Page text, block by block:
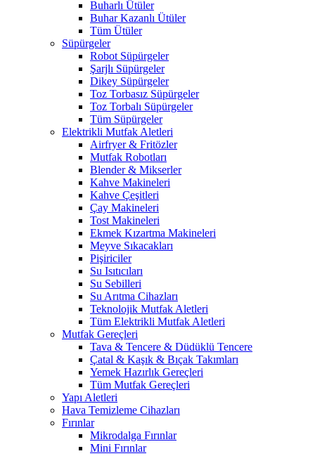
Buharlı Ütüler
Buhar Kazanlı Ütüler
Tüm Ütüler
Süpürgeler
Robot Süpürgeler
Şarjlı Süpürgeler
Dikey Süpürgeler
Toz Torbasız Süpürgeler
Toz Torbalı Süpürgeler
Tüm Süpürgeler
Elektrikli Mutfak Aletleri
Airfryer & Fritözler
Mutfak Robotları
Blender & Mikserler
Kahve Makineleri
Kahve Çeşitleri
Çay Makineleri
Tost Makineleri
Ekmek Kızartma Makineleri
Meyve Sıkacakları
Pişiriciler
Su Isıtıcıları
Su Sebilleri
Su Arıtma Cihazları
Teknolojik Mutfak Aletleri
Tüm Elektrikli Mutfak Aletleri
Mutfak Gereçleri
Tava & Tencere & Düdüklü Tencere
Çatal & Kaşık & Bıçak Takımları
Yemek Hazırlık Gereçleri
Tüm Mutfak Gereçleri
Yapı Aletleri
Hava Temizleme Cihazları
Fırınlar
Mikrodalga Fırınlar
Mini Fırınlar